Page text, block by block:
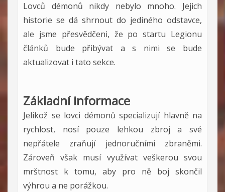
Lovců démonů nikdy nebylo mnoho. Jejich
historie se dá shrnout do jediného odstavce,
ale jsme přesvědčeni, že po startu Legionu
článků bude přibývat a s nimi se bude
aktualizovat i tato sekce.
Základní informace
Jelikož se lovci démonů specializují hlavně na
rychlost, nosí pouze lehkou zbroj a své
nepřátele zraňují jednoručními zbraněmi.
Zároveň však musí využívat veškerou svou
mrštnost k tomu, aby pro ně boj skončil
výhrou a ne porážkou.